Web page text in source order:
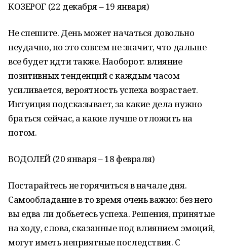
КОЗЕРОГ (22 декабря – 19 января)
Не спешите. День может начаться довольно
неудачно, но это совсем не значит, что дальше
все будет идти также. Наоборот: влияние
позитивных тенденций с каждым часом
усиливается, вероятность успеха возрастает.
Интуиция подсказывает, за какие дела нужно
браться сейчас, а какие лучше отложить на
потом.
ВОДОЛЕЙ (20 января – 18 февраля)
Постарайтесь не горячиться в начале дня.
Самообладание в то время очень важно: без него
вы едва ли добьетесь успеха. Решения, принятые
на ходу, слова, сказанные под влиянием эмоций,
могут иметь неприятные последствия. С